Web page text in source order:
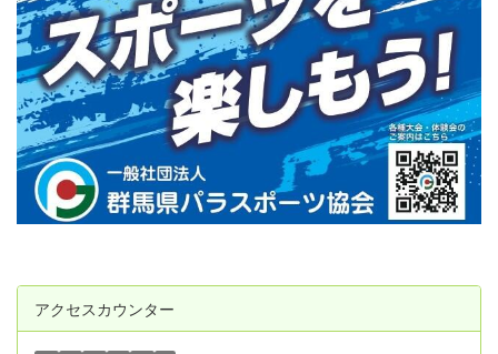
アクセスカウンター